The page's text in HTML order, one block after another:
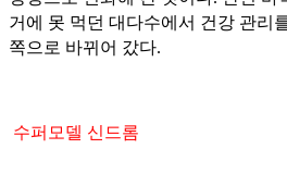
거에 못 먹던 대다수에서 건강 관리
쪽으로 바뀌어 갔다.
수퍼모델 신드롬